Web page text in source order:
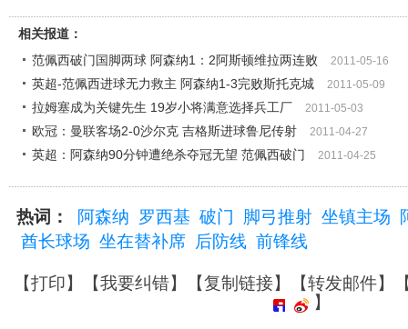
相关报道：
范佩西破门国脚两球 阿森纳1：2阿斯顿维拉两连败
2011-05-16
英超-范佩西进球无力救主 阿森纳1-3完败斯托克城 2011-05-09
拉姆塞成为关键先生 19岁小将满意选择兵工厂 2011-05-03
欧冠：曼联客场2-0沙尔克 吉格斯进球鲁尼传射 2011-04-27
英超：阿森纳90分钟遭绝杀夺冠无望 范佩西破门 2011-04-25
热词： 阿森纳 罗西基 破门 脚弓推射 坐镇主场
酋长球场 坐在替补席 后防线 前锋线
【打印】【我要纠错】【复制链接】【转发邮件】
】